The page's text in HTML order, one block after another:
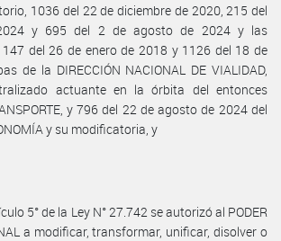
1036 del 22 de diciembre de 2020, 215 del
y 695 del 2 de agosto de 2024 y las
147 del 26 de enero de 2018 y 1126 del 18 de
de la DIRECCIÓN NACIONAL DE VIALIDAD,
actuante en la órbita del entonces
y 796 del 22 de agosto de 2024 del
y su modificatoria, y
5° de la Ley N° 27.742 se autorizó al PODER
a modificar, transformar, unificar, disolver o